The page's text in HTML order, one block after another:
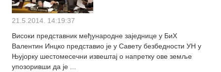
21.5.2014. 14:19:37
Високи представник међународне заједнице у БиХ
Валентин Инцко представио је у Савету безбедности УН у
Њујорку шестомесечни извештај о напретку ове земље
упозоривши да је ...